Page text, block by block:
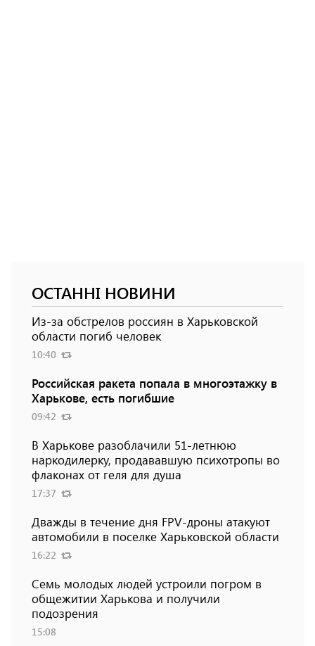
ОСТАННІ НОВИНИ
Из-за обстрелов россиян в Харьковской
области погиб человек
10:40
Российская ракета попала в многоэтажку в
Харькове, есть погибшие
09:42
В Харькове разоблачили 51-летнюю
наркодилерку, продававшую психотропы во
флаконах от геля для душа
17:37
Дважды в течение дня FPV-дроны атакуют
автомобили в поселке Харьковской области
16:22
Семь молодых людей устроили погром в
общежитии Харькова и получили
подозрения
15:08